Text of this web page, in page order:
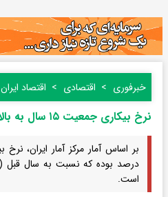
خبرفوری اقتصادی اقتصاد ایران
نرخ بیکاری جمعیت ۱۵ سال به بالا، کاهش یافت
است.